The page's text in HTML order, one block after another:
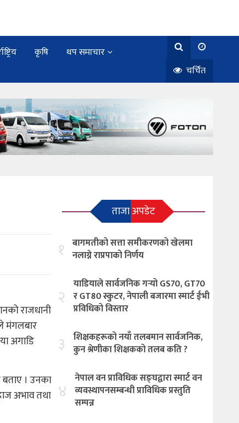
कृषि
थप समाचार
चर्चित
राजधानी
मंगलबार
अगाडि
बताए । उनका
अभाव तथा
ताजा अपडेट
१ बागमतीको सत्ता समीकरणको खेलमा
नलाग्ने राप्रपाको निर्णय
२
याडियाले सार्वजनिक गर्‍यो GS70, GT70
र GT80 स्कुटर, नेपाली बजारमा स्मार्ट ईभी
प्रविधिको विस्तार
३ शिक्षकहरूको नयाँ तलबमान सार्वजनिक,
कुन श्रेणीका शिक्षकको तलब कति ?
४
नेपाल वन प्राविधिक सङ्घद्वारा स्मार्ट वन
व्यवस्थापनसम्बन्धी प्राविधिक प्रस्तुति
सम्पन्न